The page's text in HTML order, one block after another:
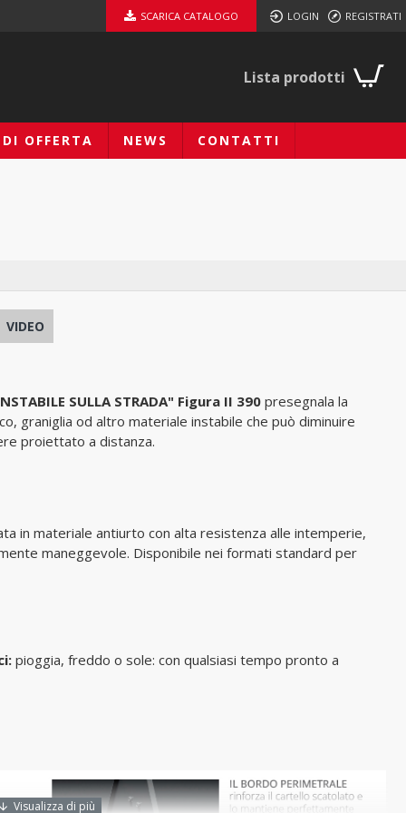
SCARICA CATALOGO LOGIN REGISTRATI
Lista prodotti
OFFERTA NEWS CONTATTI
VIDEO
SULLA STRADA" Figura II 390 presegnala la
graniglia od altro materiale instabile che può diminuire
proiettato a distanza.
in materiale antiurto con alta resistenza alle intemperie,
maneggevole. Disponibile nei formati standard per
pioggia, freddo o sole: con qualsiasi tempo pronto a